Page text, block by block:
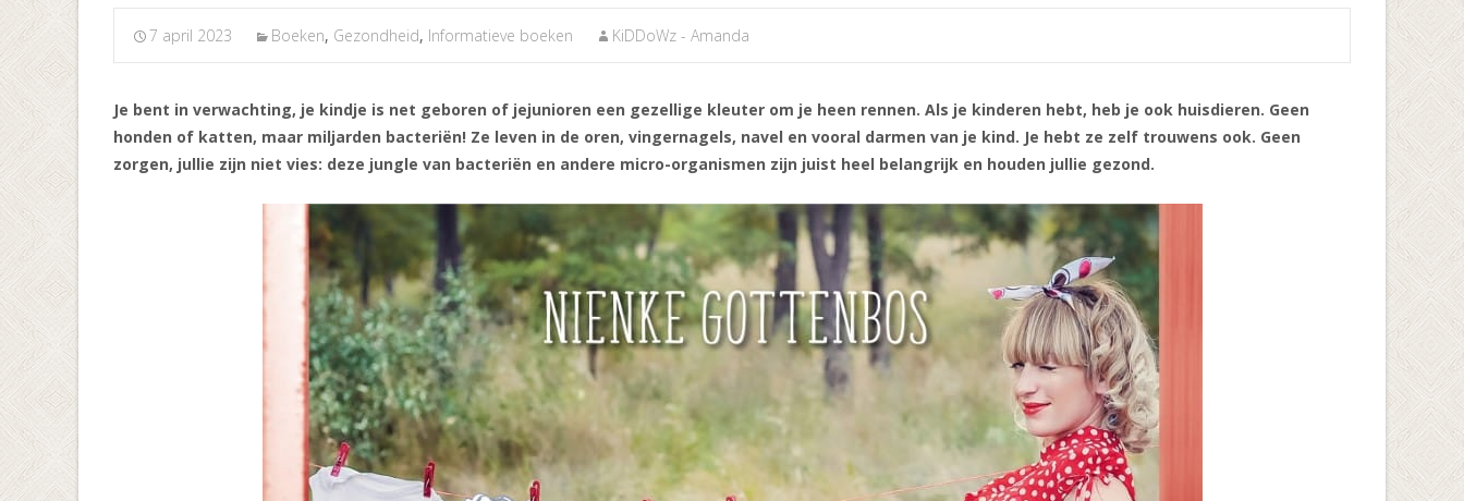
7 april 2023 Boeken, Gezondheid, Informatieve boeken KiDDoWz - Amanda
Je bent in verwachting, je kindje is net geboren of jejunioren een gezellige kleuter om je heen rennen. Als je kinderen hebt, heb je ook huisdieren. Geen
honden of katten, maar miljarden bacteriën! Ze leven in de oren, vingernagels, navel en vooral darmen van je kind. Je hebt ze zelf trouwens ook. Geen
zorgen, jullie zijn niet vies: deze jungle van bacteriën en andere micro-organismen zijn juist heel belangrijk en houden jullie gezond.